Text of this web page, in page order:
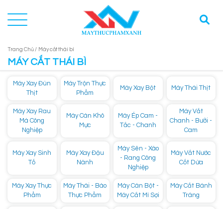
Trang Chủ / Máy cắt thái bì
MÁY CẮT THÁI BÌ
Máy Xay Đùn
Thịt
Máy Trộn Thực
Phẩm
Máy Xay Bột Máy Thái Thịt
Máy Xay Rau
Má Công
Nghiệp
Máy Cán Khô
Mực
Máy Ép Cam -
Tắc - Chanh
Máy Vắt
Chanh - Bưởi -
Cam
Máy Xay Sinh
Tố
Máy Xay Đậu
Nành
Máy Sên - Xào
- Rang Công
Nghiệp
Máy Vắt Nước
Cốt Dừa
Máy Xay Thực
Phẩm
Máy Thái - Bào
Thực Phẩm
Máy Cán Bột -
Máy Cắt Mì Sợi
Máy Cắt Bánh
Tráng